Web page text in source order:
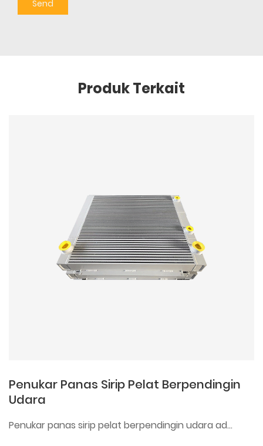
Produk Terkait
Penukar Panas Sirip Pelat Berpendingin
Udara
Penukar panas sirip pelat berpendingin udara ad...